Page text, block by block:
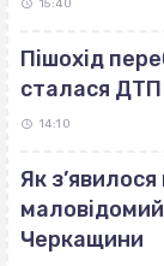
15:40
Пішохід
сталася
14:10
Як
Черкащини